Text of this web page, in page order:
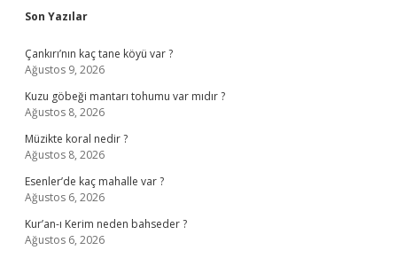
Sidebar
Son Yazılar
Çankırı’nın kaç tane köyü var ?
Ağustos 9, 2026
Kuzu göbeği mantarı tohumu var mıdır ?
Ağustos 8, 2026
Müzikte koral nedir ?
Ağustos 8, 2026
Esenler’de kaç mahalle var ?
Ağustos 6, 2026
Kur’an-ı Kerim neden bahseder ?
Ağustos 6, 2026